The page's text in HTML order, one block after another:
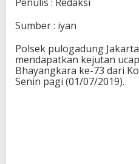
Sumber : iyan
Polsek pulogadung
mendapatkan kejutan
Bhayangkara ke-73 dari
Senin pagi (01/07/2019).